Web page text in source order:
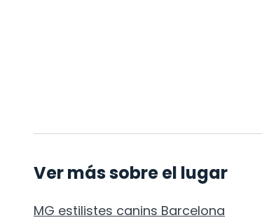
Ver más sobre el lugar
MG estilistes canins Barcelona